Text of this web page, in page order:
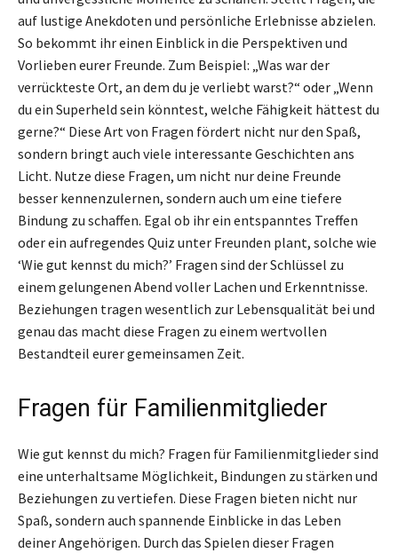
auf lustige Anekdoten und persönliche Erlebnisse abzielen.
So bekommt ihr einen Einblick in die Perspektiven und
Vorlieben eurer Freunde. Zum Beispiel: „Was war der
verrückteste Ort, an dem du je verliebt warst?“ oder „Wenn
du ein Superheld sein könntest, welche Fähigkeit hättest du
gerne?“ Diese Art von Fragen fördert nicht nur den Spaß,
sondern bringt auch viele interessante Geschichten ans
Licht. Nutze diese Fragen, um nicht nur deine Freunde
besser kennenzulernen, sondern auch um eine tiefere
Bindung zu schaffen. Egal ob ihr ein entspanntes Treffen
oder ein aufregendes Quiz unter Freunden plant, solche wie
‘Wie gut kennst du mich?’ Fragen sind der Schlüssel zu
einem gelungenen Abend voller Lachen und Erkenntnisse.
Beziehungen tragen wesentlich zur Lebensqualität bei und
genau das macht diese Fragen zu einem wertvollen
Bestandteil eurer gemeinsamen Zeit.
Fragen für Familienmitglieder
Wie gut kennst du mich? Fragen für Familienmitglieder sind
eine unterhaltsame Möglichkeit, Bindungen zu stärken und
Beziehungen zu vertiefen. Diese Fragen bieten nicht nur
Spaß, sondern auch spannende Einblicke in das Leben
deiner Angehörigen. Durch das Spielen dieser Fragen